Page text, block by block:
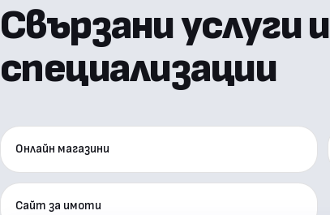
Свързани услуги и
специализации
Онлайн магазини
Сайт за имоти